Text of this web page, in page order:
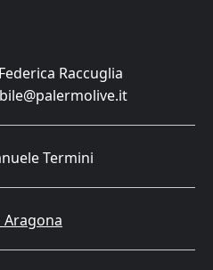
Federica Raccuglia
Termini